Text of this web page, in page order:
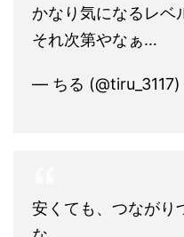
かなり気になるレベ
それ次第やなぁ…
— ちる (@tiru_3117)
安くても、つなが